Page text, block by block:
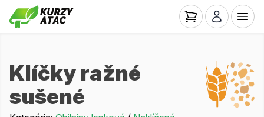
Klíčky ražné
sušené